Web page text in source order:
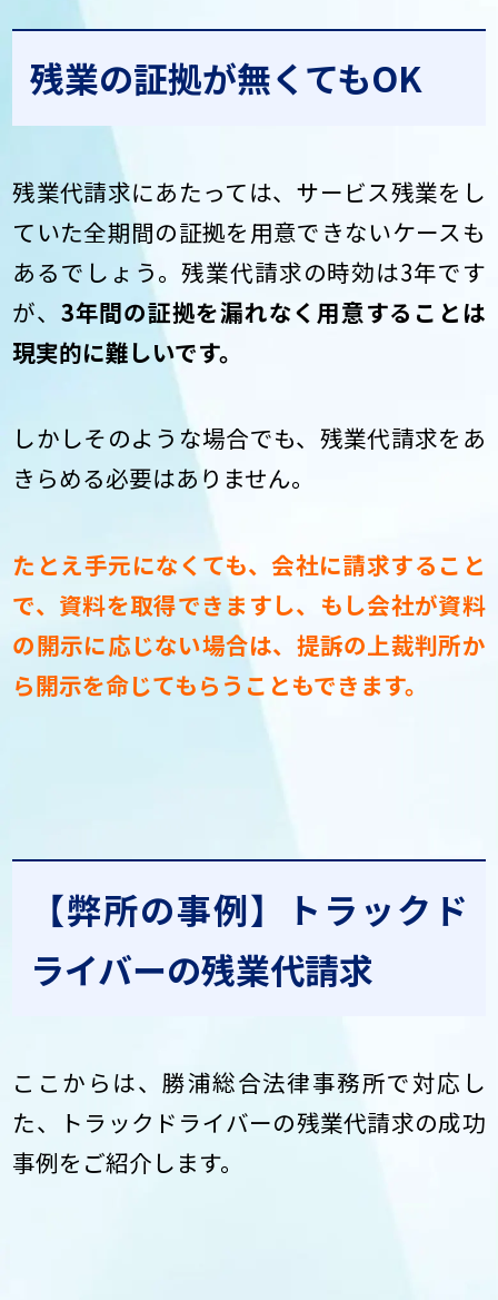
残業の証拠が無くてもOK
残業代請求にあたっては、サービス残業をし
ていた全期間の証拠を用意できないケースも
あるでしょう。残業代請求の時効は3年です
が、 3年間の証拠を漏れなく用意することは
現実的に難しいです。
しかしそのような場合でも、残業代請求をあ
きらめる必要はありません。
たとえ手元になくても、会社に請求すること
で、資料を取得できますし、もし会社が資料
の開示に応じない場合は、提訴の上裁判所か
ら開示を命じてもらうこともできます。
【弊所の事例】トラックド
ライバーの残業代請求
ここからは、勝浦総合法律事務所で対応し
た、トラックドライバーの残業代請求の成功
事例をご紹介します。